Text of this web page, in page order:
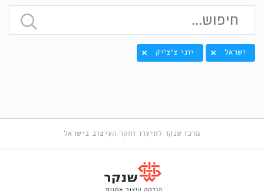
ישראל יוני צ׳צ׳יק
מרכז שנקר לתיעוד וחקר העיצוב בישראל